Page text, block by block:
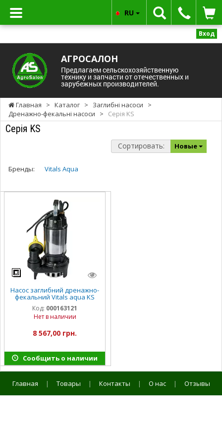
Вход
АГРОСАЛОН
Предлагаем сельскохозяйственную
технику и запчасти от отечественных и
зарубежных производителей.
RU
Главная > Каталог > Заглибні насоси
>
Дренажно-фекальні насоси
> Серія KS
Серія KS
Сортировать: Новые
Бренды: Vitals Aqua
Насос заглибний дренажно-
фекальний Vitals aqua KS
1620f PRO
Код: 000163121
Нет в наличии
8 567,00 грн.
Сообщить о наличии
Главная | Товары | Контакты | О нас | Отзывы